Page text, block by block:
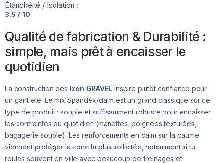
Étanchéité / Isolation :
3.5 / 10
Qualité de fabrication & Durabilité :
simple, mais prêt à encaisser le
quotidien
La construction des Ixon GRAVEL inspire plutôt confiance pour
un gant été. Le mix Spandex/daim est un grand classique sur ce
type de produit : souple et suffisamment robuste pour encaisser
les contraintes du quotidien (manettes, poignées texturées,
bagagerie souple). Les renforcements en daim sur la paume
viennent protéger la zone la plus sollicitée, notamment si tu
roules souvent en ville avec beaucoup de freinages et